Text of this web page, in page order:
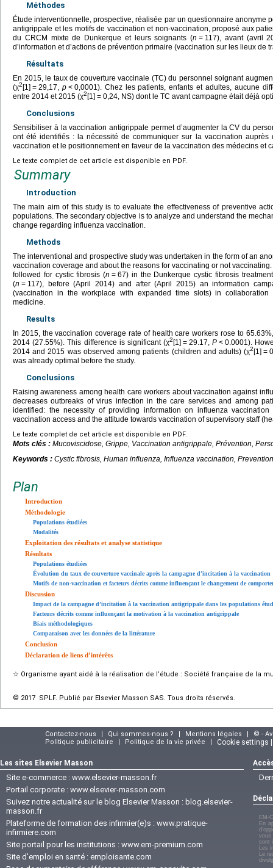
Méthodes
Étude interventionnelle, prospective, réalisée par un questionnaire anonyme
antigrippale et les motifs de vaccination et non-vaccination, proposé aux
du CRCM mixte de Dunkerque et leurs soignants (n = 117), avant (avril
d’information et d’actions de prévention primaire (vaccination sur les lieux de
Résultats
En 2015, le taux de couverture vaccinale (TC) du personnel soignant
(χ2[1] = 29,17, p < 0,0001). Chez les patients, enfants et adultes, aucune
entre 2014 et 2015 (χ2[1] = 0,24, NS) dont le TC avant campagne était déjà
Conclusions
Sensibiliser à la vaccination antigrippale permet d’augmenter la CV du
ont été identifiés : la nécessité de communiquer sur la vaccination auprès
vaccination et le positionnement en faveur de la vaccination des médecins et
Le texte complet de cet article est disponible en PDF.
Summary
Introduction
The main aim of this study is to evaluate the effectiveness of preventive
populations. The secondary objective is to analyze and understand the
change regarding influenza vaccination.
Methods
The interventional and prospective study was undertaken in the form of an
vaccination coverage and about the reasons for vaccinating or not
followed for cystic fibrosis (n = 67) in the Dunkerque cystic fibrosis
(n = 117), before (April 2014) and after (April 2015) an information
(vaccination in the workplace with expanded time slots) in
medicine.
Results
In 2015, the vaccination coverage rate of health care workers rose to
2014 (27.55%). This difference is significant (χ2[1] = 29.17,P < 0.0001).
2014 and 2015 was observed among patients (children and adults) (χ2[1] =
was already optimal before the study.
Conclusions
Raising awareness among health care workers about vaccination against
decreases outbreaks of virus infection in the care services and among
identified: the necessity of providing information on influenza
vaccination access and the attitude towards vaccination of supervisory staff
Le texte complet de cet article est disponible en PDF.
Mots clés : Mucoviscidose, Grippe, Vaccination antigrippale, Prévention,
Keywords : Cystic fibrosis, Human influenza, Influenza vaccination,
Plan
Introduction
Méthodologie
Populations étudiées
Modalités
Exploitation des résultats et analyse statistique
Résultats
Populations étudiées
Évolution du taux de couverture vaccinale après la campagne d’incitation à la vaccination
Motifs de non-vaccination et facteurs décrits comme influençant le changement de
Discussion
Impact de la campagne d’incitation à la vaccination antigrippale dans les populations
Facteurs décrits comme influençant la motivation à la vaccination antigrippale
Biais méthodologiques
Comparaison avec les données de la littérature
Conclusion
Déclaration de liens d’intérêts
☆ Organisme ayant aidé à la réalisation de l’étude : Société française de la
© 2017 SPLF. Publié par Elsevier Masson SAS. Tous droits réservés.
Contactez-nous Qui sommes-nous ? Mentions légales
© -
Politique publicitaire
Politique de la vie privée Cookie settings
Les sites Elsevier Masson
Site e-commerce : www.elsevier-masson.fr
Portail corporate : www.elsevier-masson.com
Suivez notre actualité sur le blog Elsevier Masson : blog.elsevier-
masson.fr
Plateforme de formation des infirmier(e)s : www.pratique-
infirmiere.com
Site portail pour les institutions : www.em-premium.com
Site d'emploi en santé : emploisante.com
EM-
En
vous
sont
Les
Le